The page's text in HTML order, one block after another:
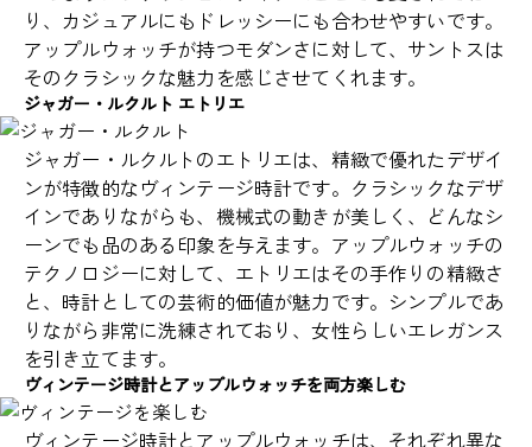
り、カジュアルにもドレッシーにも合わせやすいです。
アップルウォッチが持つモダンさに対して、サントスは
そのクラシックな魅力を感じさせてくれます。
ジャガー・ルクルト エトリエ
ジャガー・ルクルトのエトリエは、精緻で優れたデザイ
ンが特徴的なヴィンテージ時計です。クラシックなデザ
インでありながらも、機械式の動きが美しく、どんなシ
ーンでも品のある印象を与えます。アップルウォッチの
テクノロジーに対して、エトリエはその手作りの精緻さ
と、時計としての芸術的価値が魅力です。シンプルであ
りながら非常に洗練されており、女性らしいエレガンス
を引き立てます。
ヴィンテージ時計とアップルウォッチを両方楽しむ
ヴィンテージ時計とアップルウォッチは、それぞれ異な